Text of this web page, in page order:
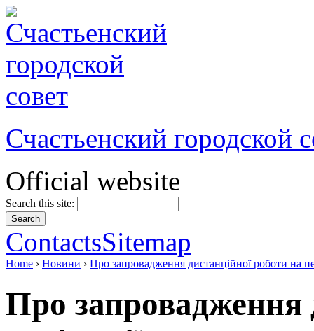
Счастьенский городской
Official website
Search this site:
ContactsSitemap
Home › Новини › Про запровадження дистанційної роботи на
Про запровадження